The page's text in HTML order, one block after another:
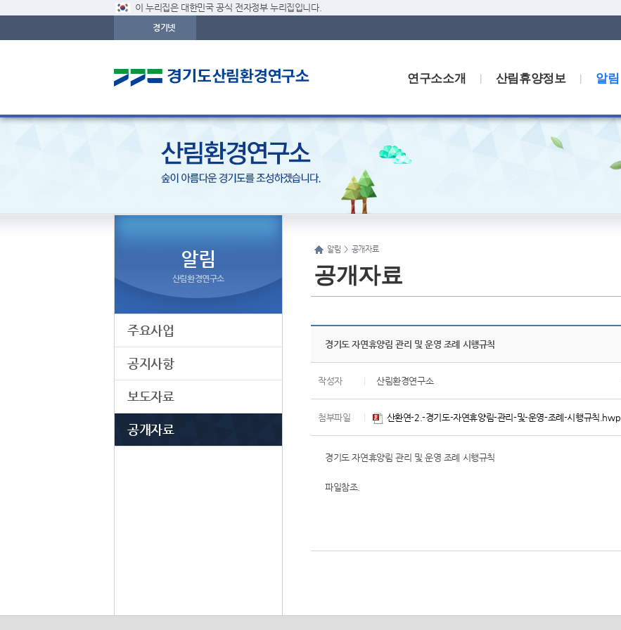
이 누리집은 대한민국 공식 전자정부 누리집입니다.
경기넷
알림
산림휴양정보
연구소소개
알림 > 공개자료
공개자료
경기도 자연휴양림 관리 및 운영 조례 시행규칙
작성자 산림환경연구소
첨부파일 산환연-2.-경기도-자연휴양림-관리-및-운영-조례-시행규칙.hwp
경기도 자연휴양림 관리 및 운영 조례 시행규칙
파일참조.
산림환경연구소
알림
주요사업
공지사항
보도자료
공개자료